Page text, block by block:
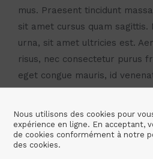
mus. Praesent tincidunt
sit amet cursus quam
urna, sit amet ultricies est.
risus, nec consectetur purus
eget congue mauris, id
vulputate maximus vehicula.
H4 Tag
Nous utilisons des cookies pour
expérience en ligne. En acceptant,
de cookies conformément à notre
des cookies.